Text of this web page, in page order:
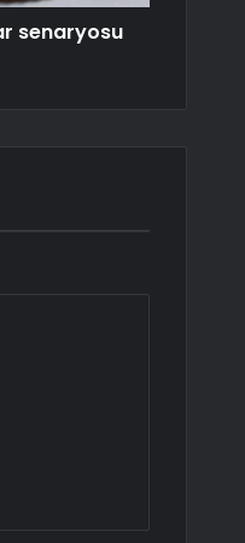
senaryosu